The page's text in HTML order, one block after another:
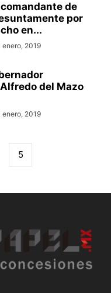
de
por
en...
enero, 2019
del Mazo
enero, 2019
5